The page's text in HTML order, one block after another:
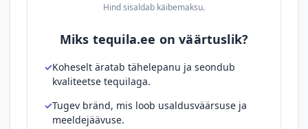
Hind sisaldab käibemaksu.
Miks tequila.ee on väärtuslik?
Koheselt äratab tähelepanu ja seondub
kvaliteetse tequilaga.
Tugev bränd, mis loob usaldusväärsuse ja
meeldejäävuse.